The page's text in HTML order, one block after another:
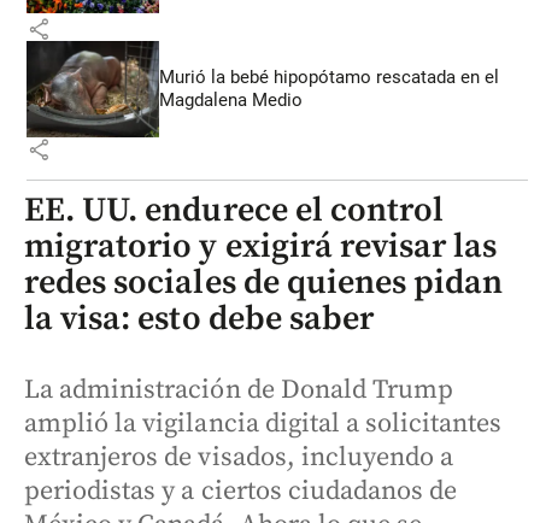
share
Murió la bebé hipopótamo rescatada en el
Magdalena Medio
share
EE. UU. endurece el control
migratorio y exigirá revisar las
redes sociales de quienes pidan
la visa: esto debe saber
La administración de Donald Trump
amplió la vigilancia digital a solicitantes
extranjeros de visados, incluyendo a
periodistas y a ciertos ciudadanos de